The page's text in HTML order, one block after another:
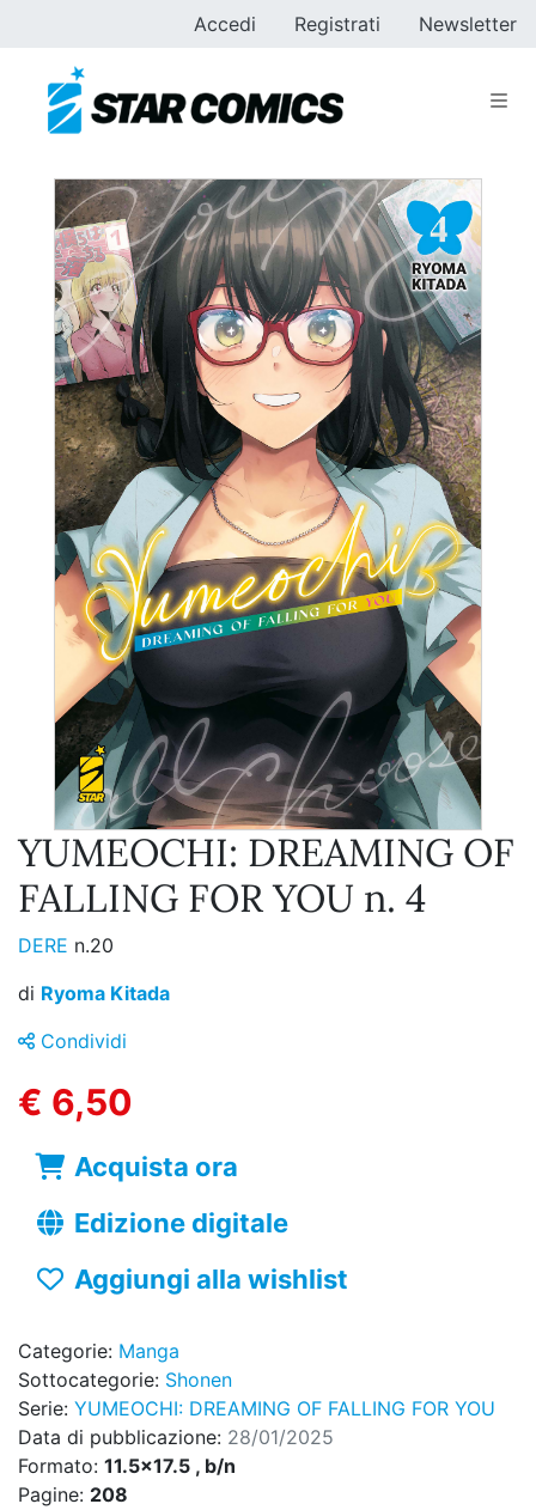
Accedi Registrati Newsletter
YUMEOCHI: DREAMING OF
FALLING FOR YOU n. 4
DERE n.20
di Ryoma Kitada
Condividi
€ 6,50
Acquista ora
Edizione digitale
Aggiungi alla wishlist
Categorie: Manga
Sottocategorie: Shonen
Serie: YUMEOCHI: DREAMING OF FALLING FOR YOU
Data di pubblicazione: 28/01/2025
Formato: 11.5x17.5 , b/n
Pagine: 208